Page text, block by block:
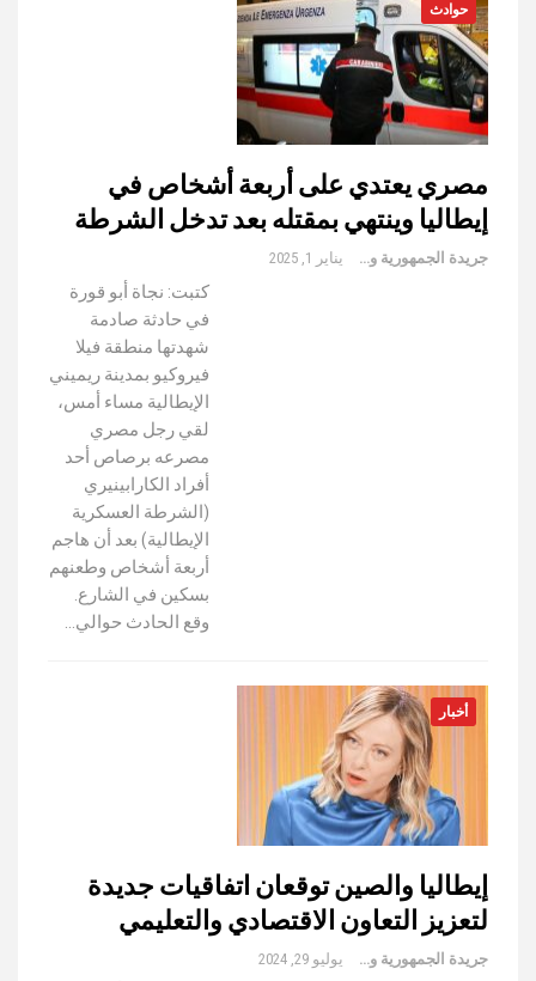
حوادث
مصري يعتدي على أربعة أشخاص في
إيطاليا وينتهي بمقتله بعد تدخل الشرطة
جريدة الجمهورية والعالم يناير 1, 2025
كتبت: نجاة أبو قورة
في حادثة صادمة
شهدتها منطقة فيلا
فيروكيو بمدينة ريميني
الإيطالية مساء أمس،
لقي رجل مصري
مصرعه برصاص أحد
أفراد الكارابينيري
(الشرطة العسكرية
الإيطالية) بعد أن هاجم
أربعة أشخاص وطعنهم
بسكين في الشارع.
وقع الحادث حوالي…
أخبار
إيطاليا والصين توقعان اتفاقيات جديدة
لتعزيز التعاون الاقتصادي والتعليمي
جريدة الجمهورية والعالم يوليو 29, 2024